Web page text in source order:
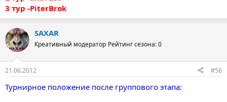
3 тур -PiterBrok
SAXAR
Креативный модератор Рейтинг сезона: 0
21.06.2012 #56
Турнирное положение после группового этапа: